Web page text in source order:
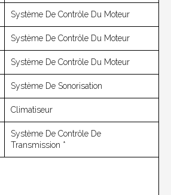
Système De Contrôle Du Moteur
Système De Contrôle Du Moteur
Système De Contrôle Du Moteur
Système De Sonorisation
Climatiseur
Système De Contrôle De
Transmission *